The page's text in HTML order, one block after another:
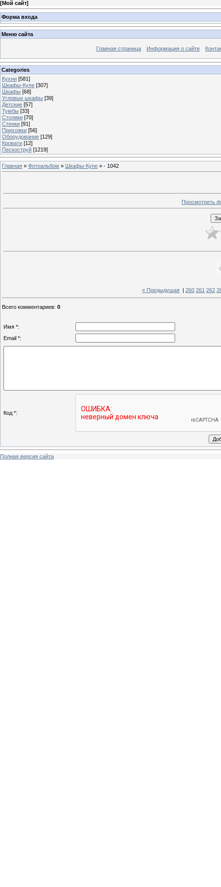
[Мой сайт]
Форма входа
Меню сайта
Главная страница Информация о сайте
Categories
Кухни [581]
Шкафы-Купе [307]
Шкафы [68]
Угловые шкафы [39]
Детские [57]
Тумбы [33]
Столики [70]
Стенки [91]
Прихожки [56]
Оборудование [129]
Кровати [12]
Пескоструй [1219]
Главная » Фотоальбом » Шкафы-Купе » - 1042
Просмотреть
« Предыдущая 260 261 262
Всего комментариев: 0
Имя *:
Email *:
Код *:
Полная версия сайта